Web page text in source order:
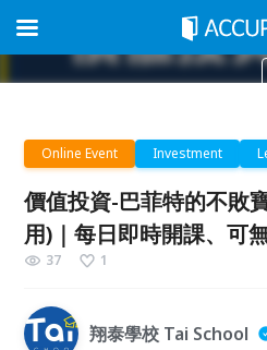
Online Event Investment
價值投資-巴菲特的不敗
用)｜每日即時開課、可
37 1
翔泰學校 Tai School